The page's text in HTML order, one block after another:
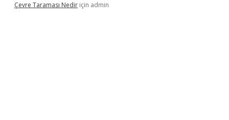
Çevre Taraması Nedir için admin